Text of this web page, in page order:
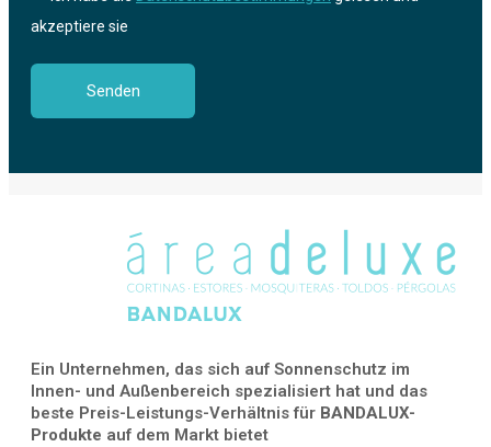
akzeptiere sie
Ein Unternehmen, das sich auf Sonnenschutz im
Innen- und Außenbereich spezialisiert hat und das
beste Preis-Leistungs-Verhältnis für BANDALUX-
Produkte auf dem Markt bietet